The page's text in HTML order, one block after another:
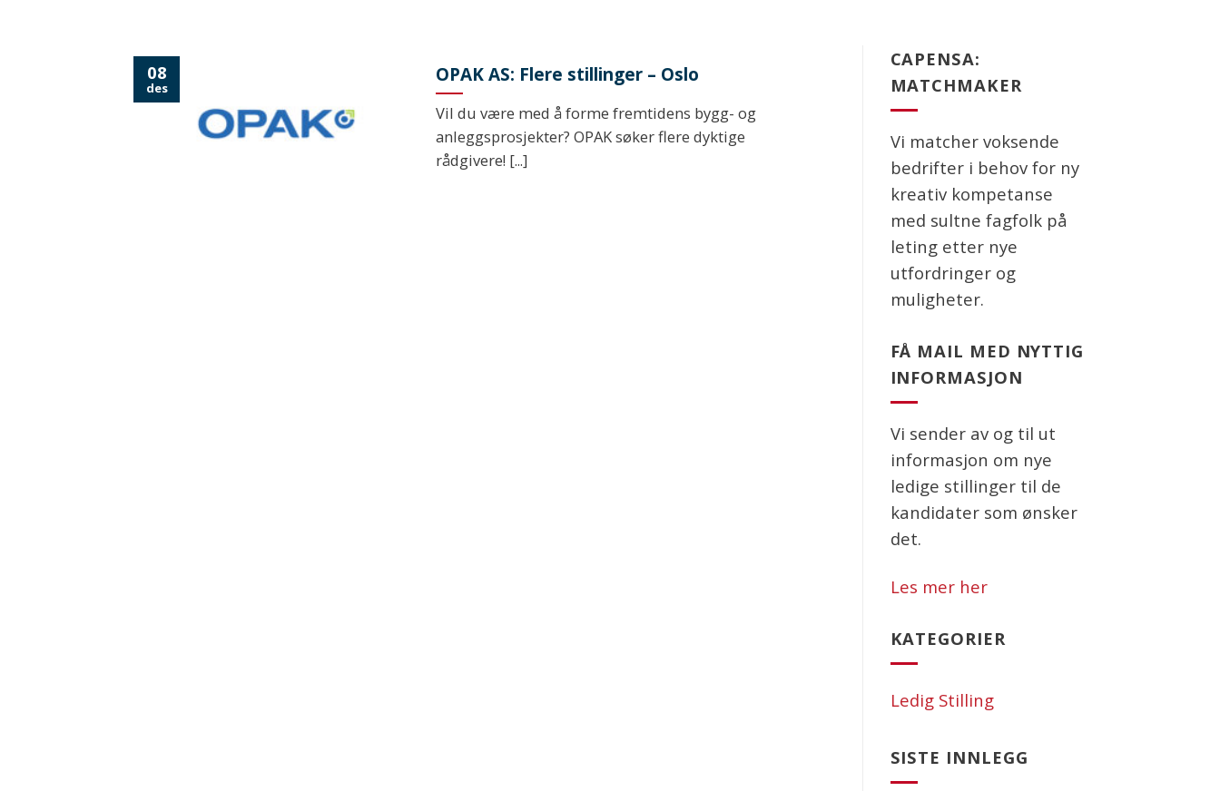
OPAK AS: Flere stillinger – Oslo
Vil du være med å forme fremtidens bygg- og
anleggsprosjekter? OPAK søker flere dyktige
rådgivere! [...]
08
des
CAPENSA:
MATCHMAKER
Vi matcher voksende
bedrifter i behov for ny
kreativ kompetanse
med sultne fagfolk på
leting etter nye
utfordringer og
muligheter.
FÅ MAIL MED NYTTIG
INFORMASJON
Vi sender av og til ut
informasjon om nye
ledige stillinger til de
kandidater som ønsker
det.
Les mer her
KATEGORIER
Ledig Stilling
SISTE INNLEGG